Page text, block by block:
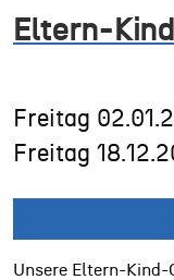
Eltern-
Freitag
Freitag
Unsere Eltern-